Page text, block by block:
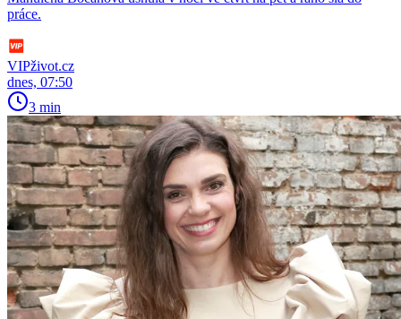
práce.
VIPživot.cz
dnes, 07:50
3 min